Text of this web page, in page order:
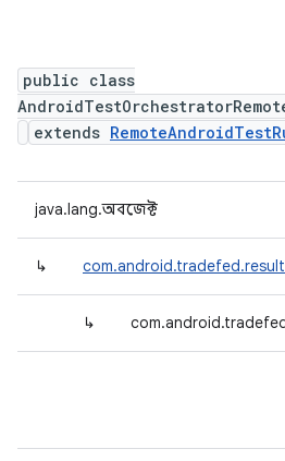
public class
extends
java.lang.অবজেক্ট
↳
↳